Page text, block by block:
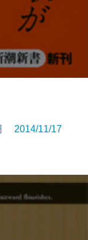
2014/11/17